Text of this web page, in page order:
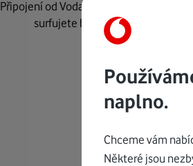
Připojení od Vodafonu je
surfujete bez starostí.
naplno.
Chceme vám
Některé jsou